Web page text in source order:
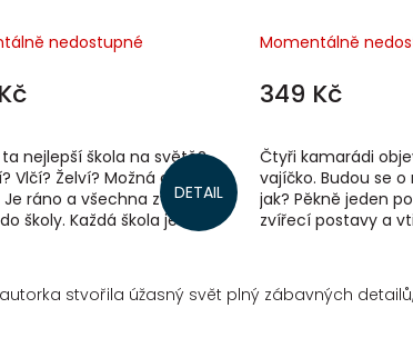
nedostupné
DETAIL
nejlepší škola na světě?
Vlčí? Želví? Možná od každé
ráno a všechna zvířátka
školy. Každá škola je ale
Momentálně
349 Kč
Čtyři kamarádi
vajíčko. Budou se o
jak? Pěkně jeden
zvířecí postavy a
stvořila úžasný svět plný zábavných